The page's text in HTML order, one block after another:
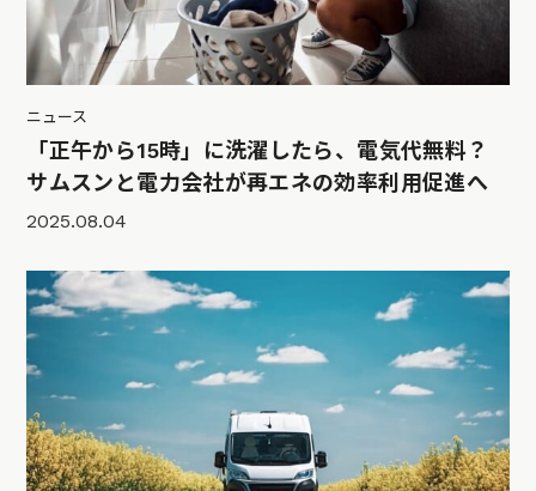
ニュース
「正午から15時」に洗濯したら、電気代無料？
サムスンと電力会社が再エネの効率利用促進へ
2025.08.04